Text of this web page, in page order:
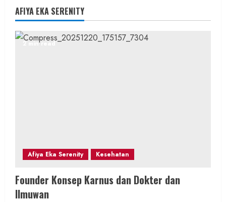
AFIYA EKA SERENITY
2 min read
Afiya Eka Serenity Kesehatan
Founder Konsep Karnus dan Dokter dan
Ilmuwan